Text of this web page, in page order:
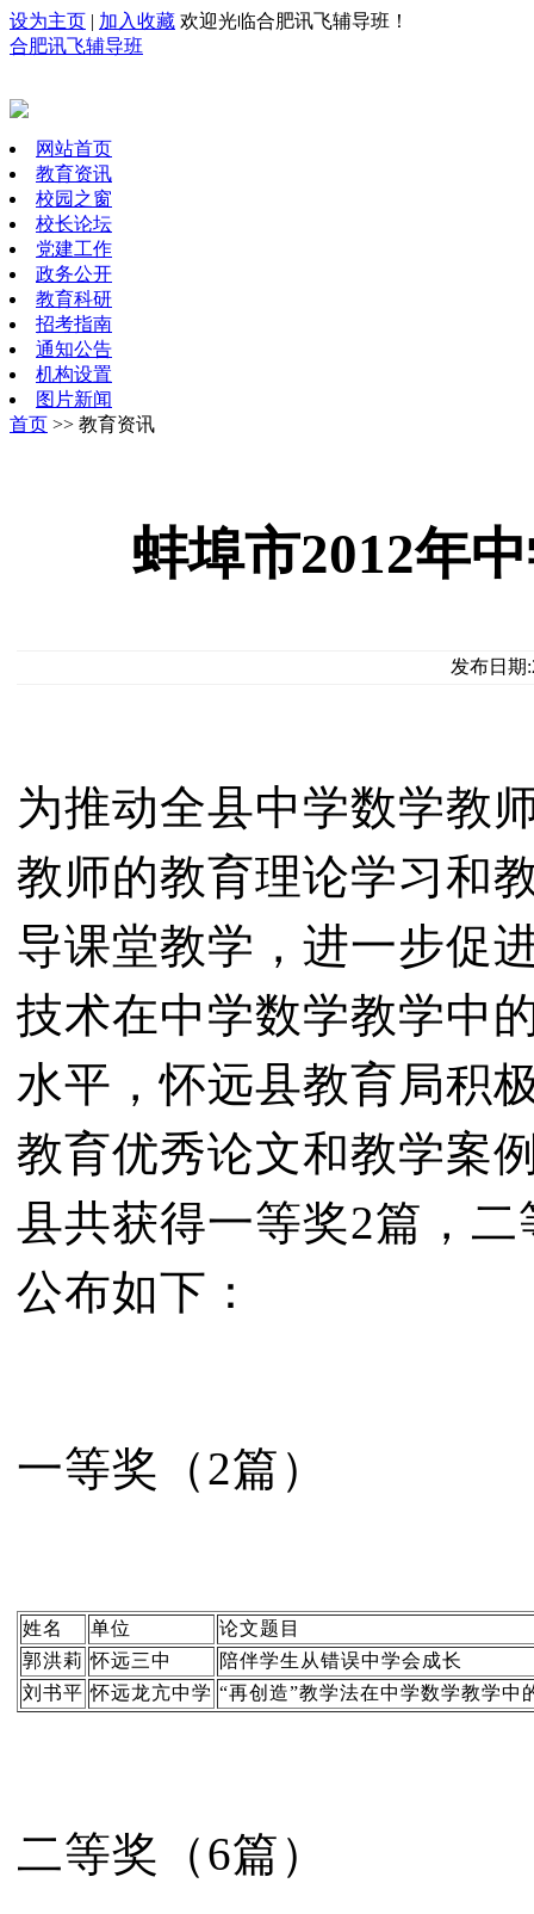
设为主页 | 加入收藏 欢迎光临合肥讯飞辅导班！
合肥讯飞辅导班
网站首页
教育资讯
校园之窗
校长论坛
党建工作
政务公开
教育科研
招考指南
通知公告
机构设置
图片新闻
首页 >> 教育资讯
蚌埠市2012年
发布日期
为推动全县中学数学教
教师的教育理论学习和
导课堂教学，进一步促
技术在中学数学教学中
水平，怀远县教育局积
教育优秀论文和教学案
县共获得一等奖2篇，
公布如下：
一等奖（2篇）
姓名 单位
论文题目
郭洪莉 怀远三中
陪伴学生从错误中学会成长
刘书平 怀远龙亢中学 “再创造”教学法在中学数学教学中
二等奖（6篇）